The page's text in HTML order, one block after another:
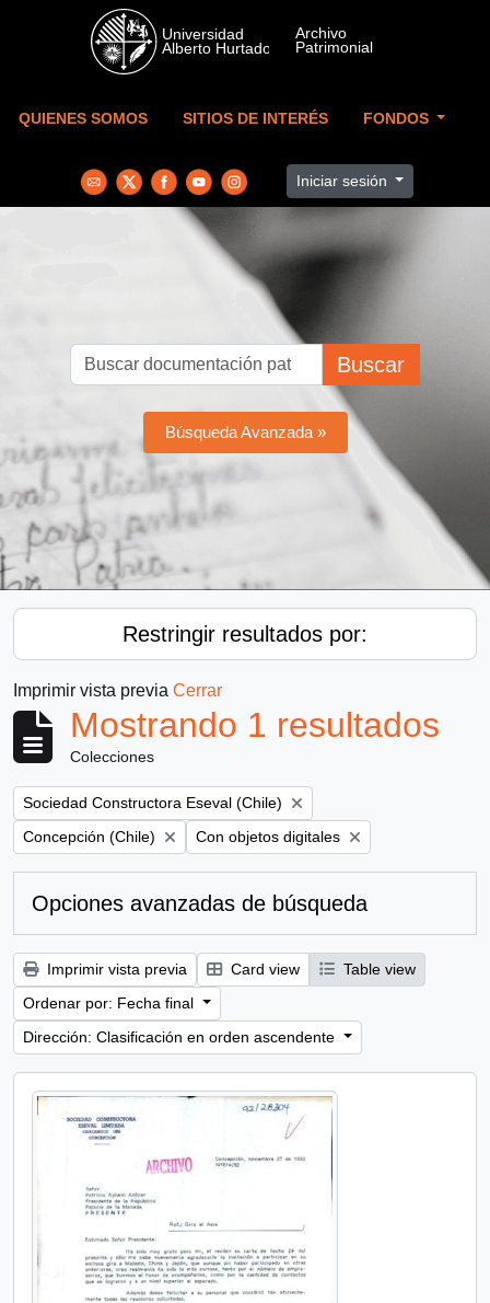
Skip to main content
QUIENES SOMOS SITIOS DE INTERÉS FONDOS
Iniciar sesión
Buscar
Búsqueda Avanzada »
Restringir resultados por:
Imprimir vista previa Cerrar
Mostrando 1 resultados
Colecciones
Remove filter:
Sociedad Constructora Eseval (Chile)
Remove filter:
Concepción (Chile) Remove filter:
Con objetos digitales
Opciones avanzadas de búsqueda
Imprimir vista previa Card view
Table view
Ordenar por: Fecha final
Dirección: Clasificación en orden ascendente